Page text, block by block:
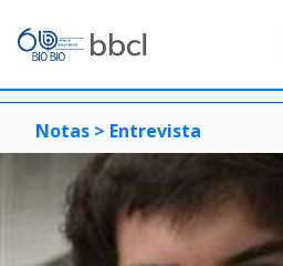
Notas > Entrevista